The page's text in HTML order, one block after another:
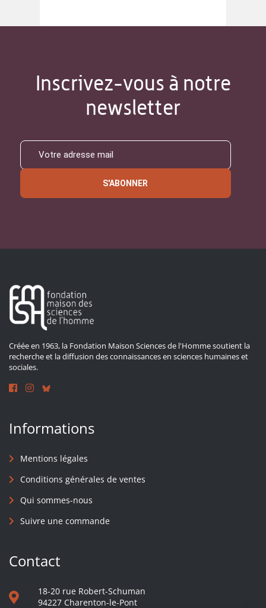
Inscrivez-vous à notre
newsletter
S'ABONNER
Créée en 1963, la Fondation Maison Sciences de l'Homme soutient la
recherche et la diffusion des connaissances en sciences humaines et
sociales.
Informations
Mentions légales
Conditions générales de ventes
Qui sommes-nous
Suivre une commande
Contact
18-20 rue Robert-Schuman
94227 Charenton-le-Pont